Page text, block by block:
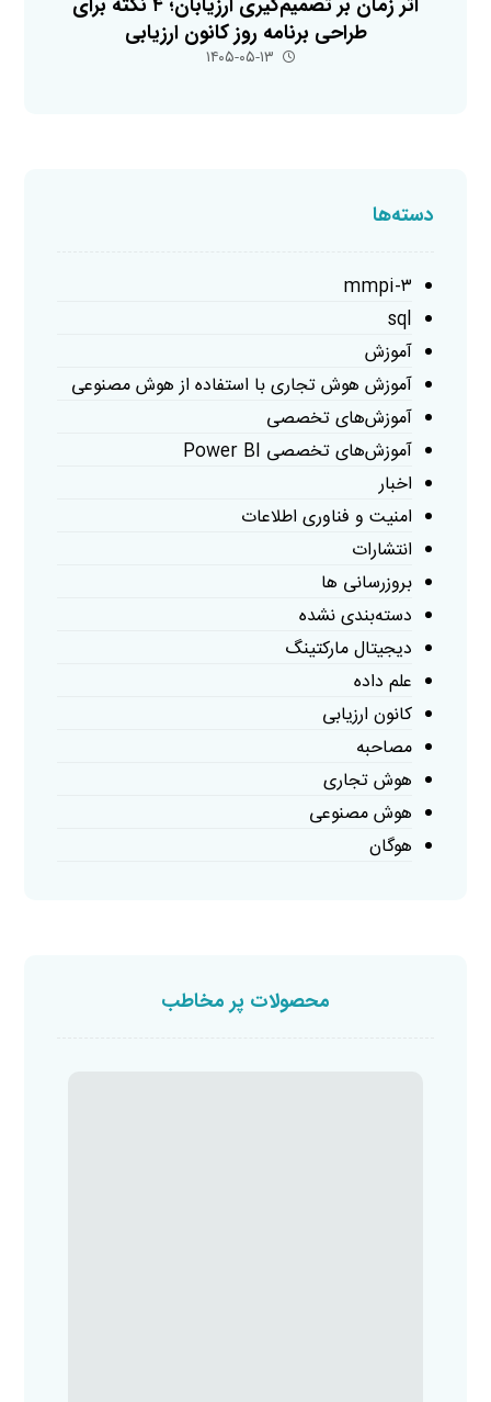
طراحی برنامه روز کانون ارزیابی
۱۴۰۵-۰۵-۱۳
دسته‌ها
mmpi-۳
sql
آموزش
آموزش هوش تجاری با استفاده از هوش مصنوعی
آموزش‌های تخصصی
آموزش‌های تخصصی Power BI
اخبار
امنیت و فناوری اطلاعات
انتشارات
بروزرسانی ها
دسته‌بندی نشده
دیجیتال مارکتینگ
علم داده
کانون ارزیابی
مصاحبه
هوش تجاری
هوش مصنوعی
هوگان
محصولات پر مخاطب